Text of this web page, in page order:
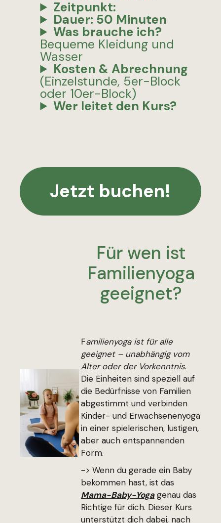
Zeitpunkt:
Dauer: 50 Minuten
Was brauche ich?
Bequeme Kleidung und
Wasser
Kosten & Abrechnung
(Einzelstunde, 5er-Block
oder 10er-Block)
Wer leitet den Kurs?
Jetzt buchen!
Für wen ist
Familienyoga
geeignet?
Familienyoga ist für alle
geeignet – unabhängig vom
Alter oder der Vorkenntnis.
Die Einheiten sind speziell auf
die Bedürfnisse von Familien
abgestimmt und verbinden
Kinder- und Erwachsenenyoga
in einer spielerischen, lustigen,
aber auch entspannenden
Form.
-> Wenn du gerade ein Baby
bekommen hast, ist das
Mama-Baby-Yogagenau das
Richtige für dich. Dieser Kurs
unterstützt dich dabei, nach